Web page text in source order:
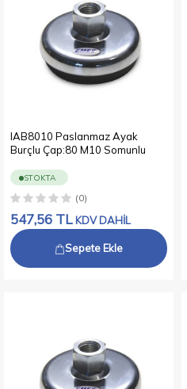
IAB8010 Paslanmaz Ayak
Burçlu Çap:80 M10 Somunlu
STOKTA
(0)
547,56 TL KDV DAHİL
Sepete Ekle